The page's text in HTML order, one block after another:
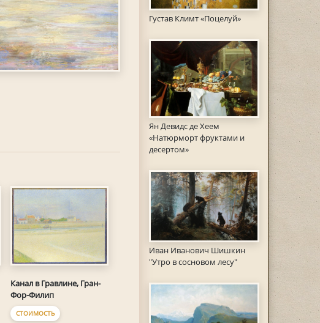
Густав Климт «Поцелуй»
Ян Девидс де Хеем
«Натюрморт фруктами и
десертом»
Иван Иванович Шишкин
"Утро в сосновом лесу"
Канал в Гравлине, Гран-
Фор-Филип
СТОИМОСТЬ